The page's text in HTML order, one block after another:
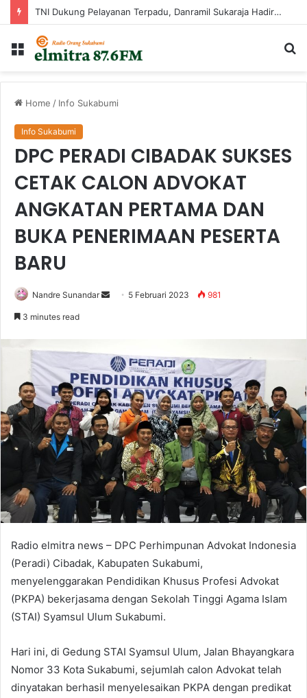
Perkuat Birokrasi Lewat Sistem Merit, Ayep Zaki Lantik 24 Pejabat
Menu
Home / Info Sukabumi
Info Sukabumi
DPC PERADI CIBADAK SUKSES
CETAK CALON ADVOKAT
ANGKATAN PERTAMA DAN
BUKA PENERIMAAN PESERTA
BARU
Nandre Sunandar
Send 5 Februari 2023 981
3 minutes read
Radio elmitra news – DPC Perhimpunan Advokat Indonesia
(Peradi) Cibadak, Kabupaten Sukabumi,
menyelenggarakan Pendidikan Khusus Profesi Advokat
(PKPA) bekerjasama dengan Sekolah Tinggi Agama Islam
(STAI) Syamsul Ulum Sukabumi.
Hari ini, di Gedung STAI Syamsul Ulum, Jalan Bhayangkara
Nomor 33 Kota Sukabumi, sejumlah calon Advokat telah
dinyatakan berhasil menyelesaikan PKPA dengan predikat